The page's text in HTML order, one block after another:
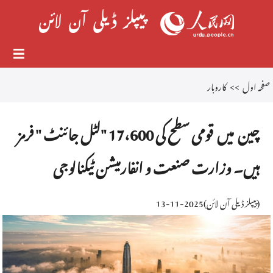
صفحہ اول>>کاروبار
چین میں قومی سطح کی 17،600 "لٹل جائنٹ " فرمز
ہیں۔ وزارت صنعت و انفارمیشن ٹیکنالوجی
(پیپلز ڈیلی آن لائن)
2025-11-13